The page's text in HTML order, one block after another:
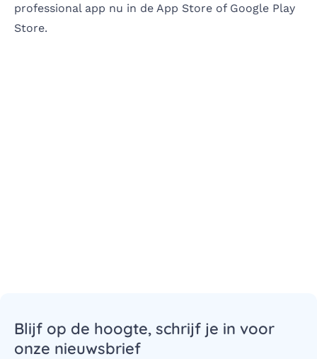
professional app nu in de App Store of Google Play
Store.
Blijf op de hoogte, schrijf je in voor
onze nieuwsbrief